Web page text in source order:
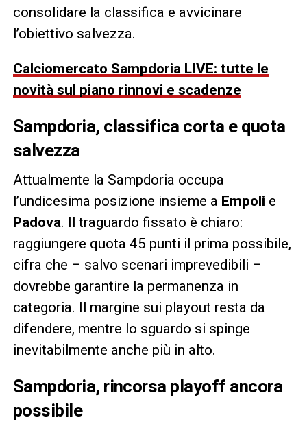
consolidare la classifica e avvicinare
l’obiettivo salvezza.
Calciomercato Sampdoria LIVE: tutte le
novità sul piano rinnovi e scadenze
Sampdoria, classifica corta e quota
salvezza
Attualmente la Sampdoria occupa
l’undicesima posizione insieme a Empoli e
Padova. Il traguardo fissato è chiaro:
raggiungere quota 45 punti il prima possibile,
cifra che – salvo scenari imprevedibili –
dovrebbe garantire la permanenza in
categoria. Il margine sui playout resta da
difendere, mentre lo sguardo si spinge
inevitabilmente anche più in alto.
Sampdoria, rincorsa playoff ancora
possibile